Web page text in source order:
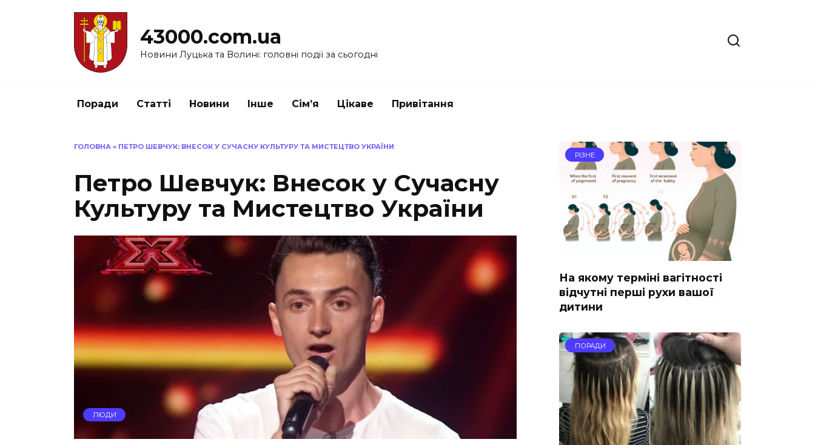
43000.com.ua
Новини Луцька та Волині: головні події за сьогодні
Поради Статті Новини Інше Сім’я Цікаве Привітання
ГОЛОВНА » ПЕТРО ШЕВЧУК: ВНЕСОК У СУЧАСНУ КУЛЬТУРУ ТА МИСТЕЦТВО УКРАЇНИ
Петро Шевчук: Внесок у Сучасну
Культуру та Мистецтво України
ЛЮДИ
РІЗНЕ
На якому терміні вагітності
відчутні перші рухи вашої
дитини
ПОРАДИ